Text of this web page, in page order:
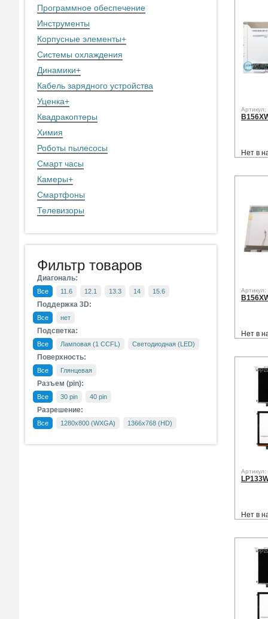
Программное обеспечение
Инструменты
Корпусные элементы+
Системы охлаждения
Динамики+
Кабель зарядного устройства
Уценка+
Квадракоптеры
Химия
Роботы пылесосы
Смарт часы
Камеры+
Смартфоны
Телевизоры
Фильтр товаров
Диагональ:
Все 11.6 12.1 13.3 14 15.6
Поддержка 3D:
Все нет
Подсветка:
Все Ламповая (1 CCFL) Светодиодная (LED)
Поверхность:
Все Глянцевая
Разъем (pin):
Все 30 pin 40 pin
Разрешение:
Все 1280x800 (WXGA) 1366x768 (HD)
Артикул:
Нет в
Артикул:
Нет в
Артикул:
Нет в